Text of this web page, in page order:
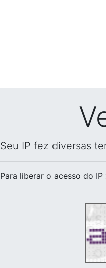
Seu IP fez diversas
Para liberar o acesso do IP